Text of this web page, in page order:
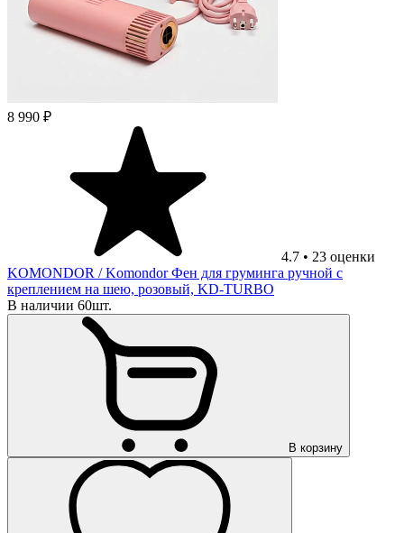
8 990 ₽
4.7 • 23 оценки
KOMONDOR / Komondor Фен для груминга ручной с
креплением на шею, розовый, KD-TURBO
В наличии 60шт.
В корзину